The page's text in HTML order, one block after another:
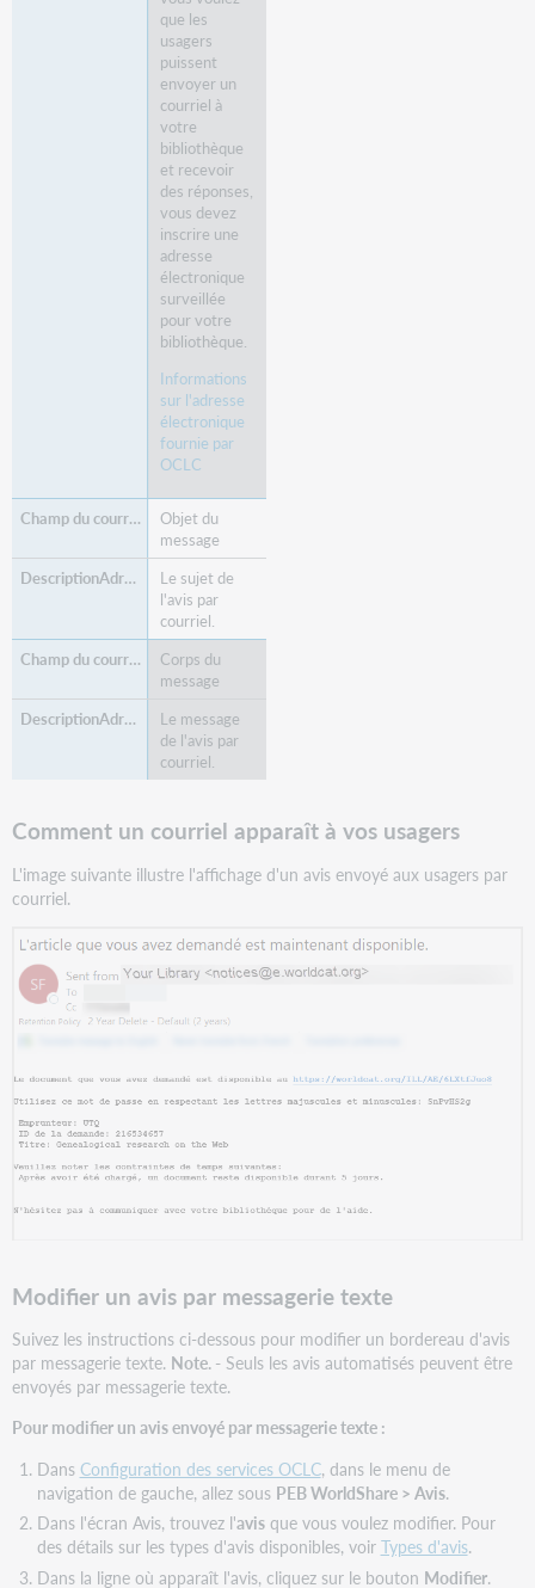
que les
usagers
puissent
envoyer un
courriel à
votre
bibliothèque
et recevoir
des réponses,
vous devez
inscrire une
adresse
électronique
surveillée
pour votre
bibliothèque.
Informations
sur l'adresse
électronique
fournie par
OCLC
Objet du
message
Le sujet de
l'avis par
courriel.
Corps du
message
Le message
de l'avis par
courriel.
Comment un courriel apparaît à vos usagers
L'image suivante illustre l'affichage d'un avis envoyé aux usagers par
courriel.
Modifier un avis par messagerie texte
Suivez les instructions ci-dessous pour modifier un bordereau d'avis
par messagerie texte. Note. - Seuls les avis automatisés peuvent être
envoyés par messagerie texte.
Pour modifier un avis envoyé par messagerie texte :
Dans Configuration des services OCLC, dans le menu de
navigation de gauche, allez sous PEB WorldShare > Avis.
Dans l'écran Avis, trouvez l'avisque vous voulez modifier. Pour
des détails sur les types d'avis disponibles, voir Types d'avis.
Dans la ligne où apparaît l'avis, cliquez sur le bouton Modifier.